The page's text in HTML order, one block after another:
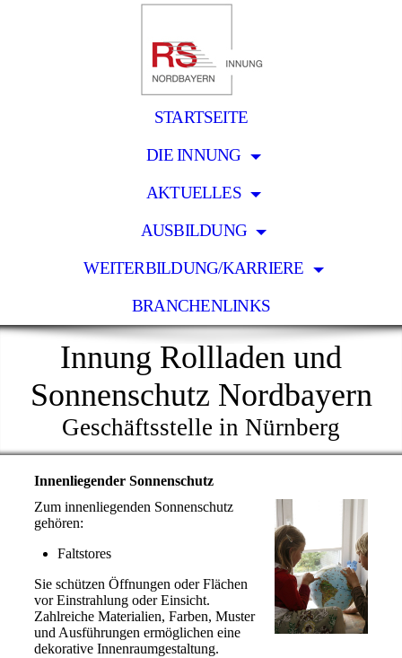
STARTSEITE
DIE INNUNG
AKTUELLES
AUSBILDUNG
WEITERBILDUNG/KARRIERE
BRANCHENLINKS
Innung Rollladen und
Sonnenschutz Nordbayern
Geschäftsstelle in Nürnberg
Innenliegender Sonnenschutz
Zum innenliegenden Sonnenschutz
gehören:
Faltstores
Sie schützen Öffnungen oder Flächen
vor Einstrahlung oder Einsicht.
Zahlreiche Materialien, Farben, Muster
und Ausführungen ermöglichen eine
dekorative Innenraumgestaltung.